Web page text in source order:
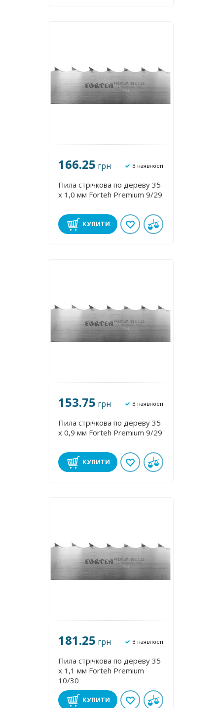
166.25 грн В наявності
Пила стрічкова по дереву 35
х 1,0 мм Forteh Premium 9/29
КУПИТИ
153.75 грн В наявності
Пила стрічкова по дереву 35
х 0,9 мм Forteh Premium 9/29
КУПИТИ
181.25 грн В наявності
Пила стрічкова по дереву 35
х 1,1 мм Forteh Premium
10/30
КУПИТИ